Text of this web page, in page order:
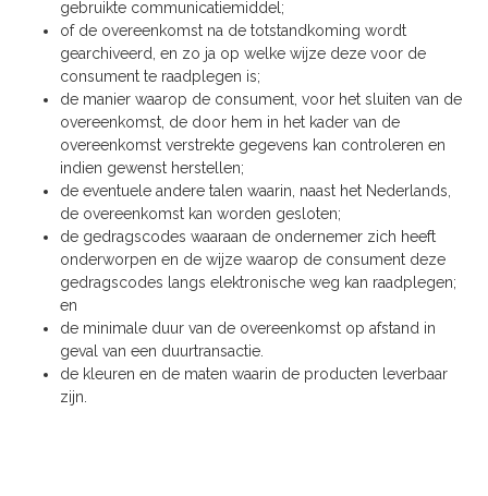
gebruikte communicatiemiddel;
of de overeenkomst na de totstandkoming wordt
gearchiveerd, en zo ja op welke wijze deze voor de
consument te raadplegen is;
de manier waarop de consument, voor het sluiten van de
overeenkomst, de door hem in het kader van de
overeenkomst verstrekte gegevens kan controleren en
indien gewenst herstellen;
de eventuele andere talen waarin, naast het Nederlands,
de overeenkomst kan worden gesloten;
de gedragscodes waaraan de ondernemer zich heeft
onderworpen en de wijze waarop de consument deze
gedragscodes langs elektronische weg kan raadplegen;
en
de minimale duur van de overeenkomst op afstand in
geval van een duurtransactie.
de kleuren en de maten waarin de producten leverbaar
zijn.